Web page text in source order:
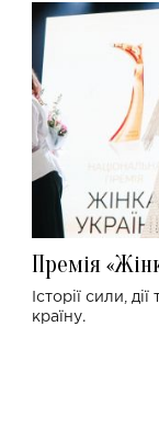
Премія
Історії сили,
країну.